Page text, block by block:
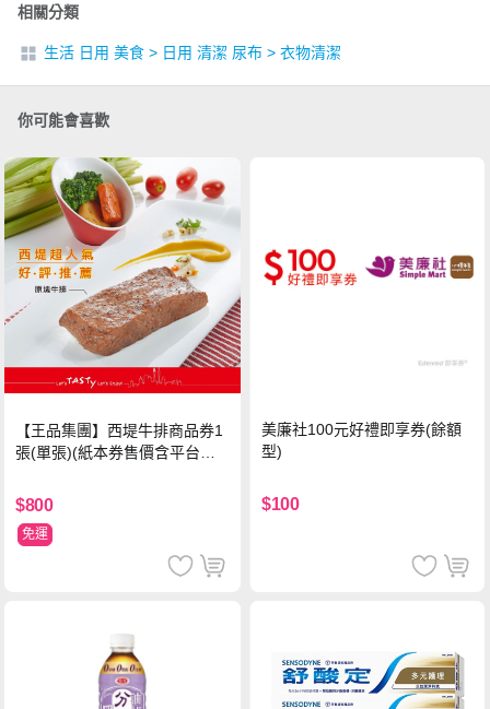
相關分類
生活 日用 美食 > 日用 清潔 尿布 > 衣物清潔
你可能會喜歡
【王品集團】西堤牛排商品券1
張(單張)(紙本券售價含平台物
$800
免運
美廉社100元好禮即享券(餘額
型)
$100